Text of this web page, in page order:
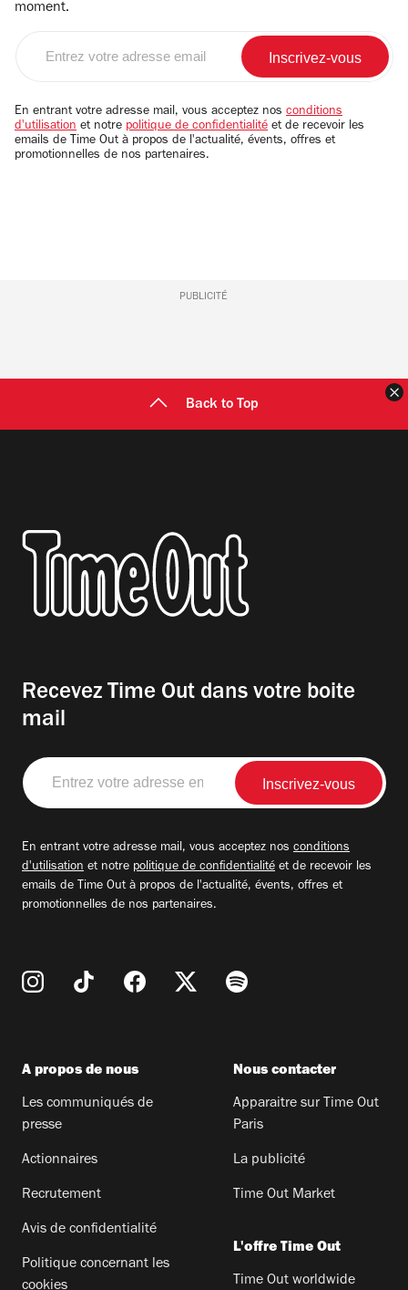
moment.
email
En entrant votre adresse mail, vous acceptez nos conditions
d'utilisation et notre politique de confidentialité et de recevoir les
emails de Time Out à propos de l'actualité, évents, offres et
promotionnelles de nos partenaires.
PUBLICITÉ
Back to Top
Recevez Time Out dans votre boite
mail
Entrez
votre
adresse
En entrant votre adresse mail, vous acceptez nos conditions
d'utilisation et notre politique de confidentialité et de recevoir les
emails de Time Out à propos de l'actualité, évents, offres et
promotionnelles de nos partenaires.
A propos de nous
Les communiqués de
presse
Actionnaires
Recrutement
Avis de confidentialité
Politique concernant les
cookies
Nous contacter
Apparaitre sur Time Out
Paris
La publicité
Time Out Market
L'offre Time Out
Time Out worldwide